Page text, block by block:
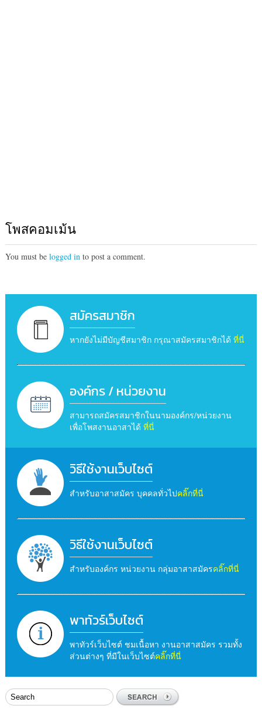
โพสคอมเม้น
You must be logged in to post a comment.
สมัครสมาชิก
หากยังไม่มีบัญชีสมาชิก กรุณาสมัครสมาชิกได้ ที่นี่
องค์กร / หน่วยงาน
สามารถสมัครสมาชิกในนามองค์กร/หน่วยงาน
เพื่อโพสงานอาสาได้ ที่นี่
วิธีใช้งานเว็บไซต์
สำหรับอาสาสมัคร บุคคลทั่วไปคลิ๊กที่นี่
วิธีใช้งานเว็บไซต์
สำหรับองค์กร หน่วยงาน กลุ่มอาสาสมัครคลิ๊กที่นี่
พาทัวร์เว็บไซต์
พาทัวร์เว็บไซต์ ชมเนื้อหา งานอาสาสมัคร รวมทั้ง
ส่วนต่างๆ ที่มีในเว็บไซต์คลิ๊กที่นี่